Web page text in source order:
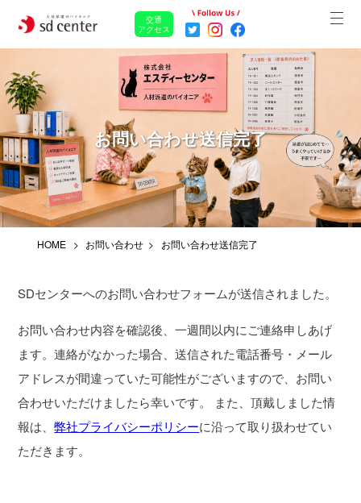
交通
アクセス
お問い合わせ送信完了
HOME お問い合わせ お問い合わせ送信完了
SDセンターへのお問い合わせフォームが送信されました。
お問い合わせ内容を確認後、一週間以内にご連絡申しあげ
ます。連絡がなかった場合、送信された電話番号・メール
アドレスが間違っていた可能性がございますので、お問い
合わせいただけましたら幸いです。 また、頂戴しました情
報は、弊社プライバシーポリシーに沿って取り扱わせてい
ただきます。